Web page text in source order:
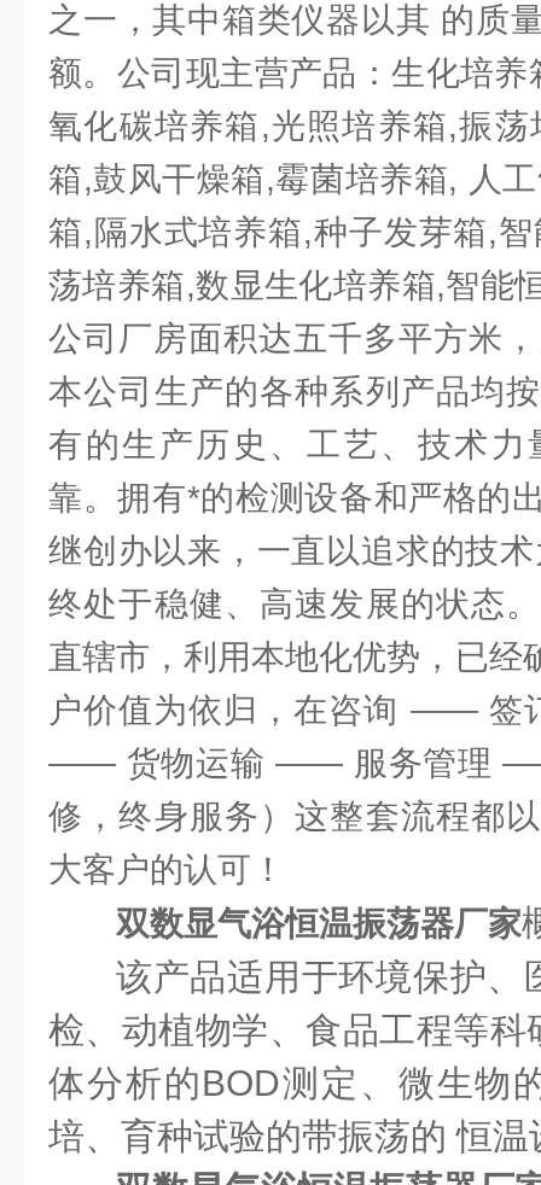
之一，其中箱类仪器以其 的质
额。公司现主营产品：生化培
氧化碳培养箱,光照培养箱,振
箱,鼓风干燥箱,霉菌培养箱, 人
箱,隔水式培养箱,种子发芽箱,
荡培养箱,数显生化培养箱,智能
公司厂房面积达五千多平方米
本公司生产的各种系列产品均
有的生产历史、工艺、技术力
靠。拥有*的检测设备和严格的
继创办以来，一直以追求的技
终处于稳健、高速发展的状态
直辖市，利用本地化优势，已经
户价值为依归，在咨询 ——
—— 货物运输 —— 服务管理
修，终身服务）这整套流程都
大客户的认可！
双数显气浴恒温振荡器厂家
该产品适用于环境保护、
检、动植物学、食品工程等
体分析的BOD测定、微生物
培、育种试验的带振荡的 恒温